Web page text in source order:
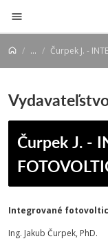
Prejsť na obsah
... Čurpek J. -
Čurpek J. -
Integrované
Ing. Jakub Čurpek, PhD.